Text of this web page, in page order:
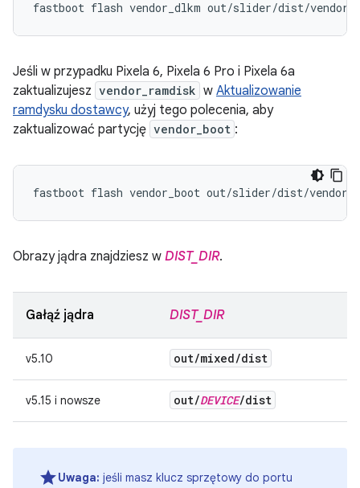
Jeśli w przypadku Pixela 6, Pixela 6 Pro i Pixela 6a
zaktualizujesz vendor_ramdisk w Aktualizowanie
ramdysku dostawcy, użyj tego polecenia, aby
zaktualizować partycję vendor_boot :
Obrazy jądra znajdziesz w DIST_DIR.
Gałąź jądra DIST_DIR
v5.10 out/mixed/dist
v5.15 i nowsze out/DEVICE/dist
Uwaga: jeśli masz klucz sprzętowy do portu